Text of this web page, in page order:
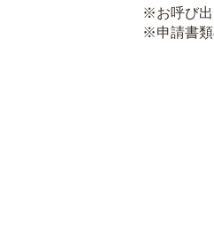
※お呼び出
※申請書類